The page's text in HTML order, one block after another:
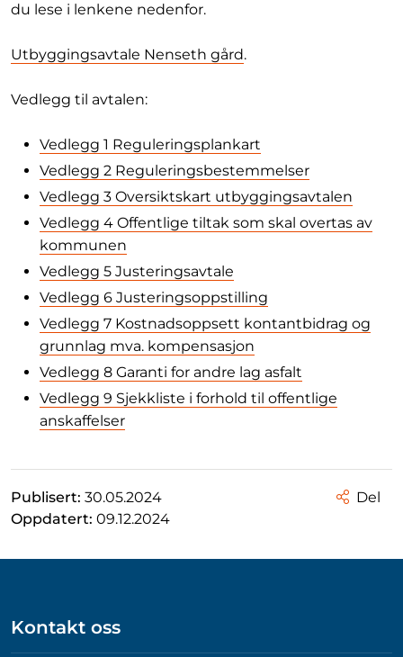
du lese i lenkene nedenfor.
Utbyggingsavtale Nenseth gård.
Vedlegg til avtalen:
Vedlegg 1 Reguleringsplankart
Vedlegg 2 Reguleringsbestemmelser
Vedlegg 3 Oversiktskart utbyggingsavtalen
Vedlegg 4 Offentlige tiltak som skal overtas av
kommunen
Vedlegg 5 Justeringsavtale
Vedlegg 6 Justeringsoppstilling
Vedlegg 7 Kostnadsoppsett kontantbidrag og
grunnlag mva. kompensasjon
Vedlegg 8 Garanti for andre lag asfalt
Vedlegg 9 Sjekkliste i forhold til offentlige
anskaffelser
Publisert: 30.05.2024
Oppdatert: 09.12.2024
Del
Kontakt oss